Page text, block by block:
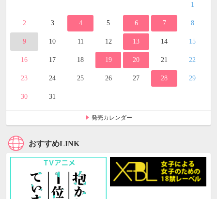
1
2 3 4 5 6 7 8
9 10 11 12 13 14 15
16 17 18 19 20 21 22
23 24 25 26 27 28 29
30 31
発売カレンダー
おすすめLINK